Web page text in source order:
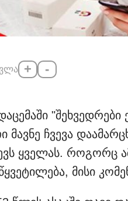
+ -
ჩვევა
ყველას. როგორც
მისი